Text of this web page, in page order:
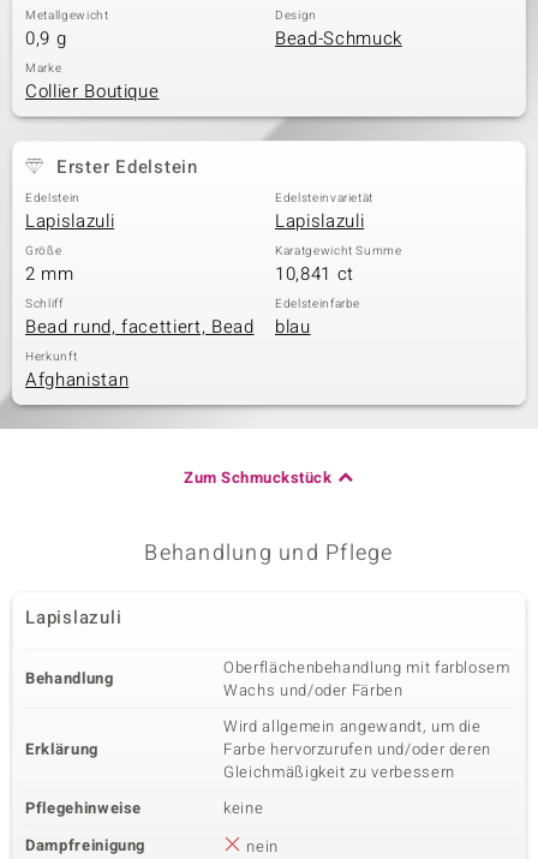
Classics
Metallgewicht
0,9 g
Design
Bead-Schmuck
Marke
Collier Boutique
Erster Edelstein
Edelstein
Lapislazuli
Edelsteinvarietät
Lapislazuli
Größe
2 mm
Karatgewicht Summe
10,841 ct
Schliff
Bead rund, facettiert, Bead
Edelsteinfarbe
blau
Herkunft
Afghanistan
Zum Schmuckstück
Behandlung und Pflege
Lapislazuli
Behandlung
Oberflächenbehandlung mit farblosem
Wachs und/oder Färben
Erklärung
Wird allgemein angewandt, um die
Farbe hervorzurufen und/oder deren
Gleichmäßigkeit zu verbessern
Pflegehinweise
keine
Dampfreinigung
nein